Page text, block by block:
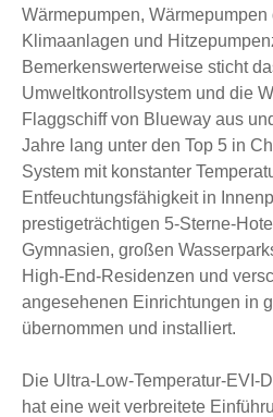
Wärmepumpen, Wärmepumpen
Klimaanlagen und
Bemerkenswerterweise sticht
Umweltkontrollsystem und die
Flaggschiff von Blueway aus
Jahre lang unter den Top 5 in
System mit konstanter
Entfeuchtungsfähigkeit in
prestigeträchtigen 5-Sterne-
Gymnasien, großen
High-End-Residenzen und
angesehenen Einrichtungen in
übernommen und installiert.
Die Ultra-Low-Temperatur-EVI-
hat eine weit verbreitete